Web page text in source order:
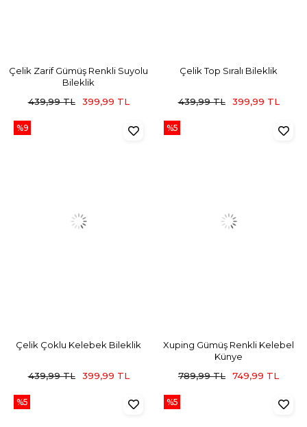
Çelik Zarif Gümüş Renkli Suyolu
Bileklik
439,99 TL
399,99 TL
Çelik Top Sıralı Bileklik
439,99 TL 399,99 TL
Çelik Çoklu Kelebek Bileklik
439,99 TL 399,99 TL
%9
Xuping Gümüş Renkli Kelebel
Künye
789,99 TL
749,99 TL
%5
%5 %5